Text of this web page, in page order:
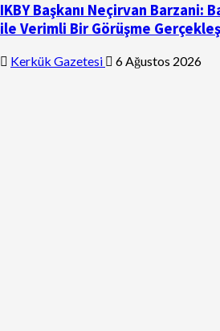
IKBY Başkanı Neçirvan Barzani:
ile Verimli Bir Görüşme
Kerkük Gazetesi 6 Ağustos 2026